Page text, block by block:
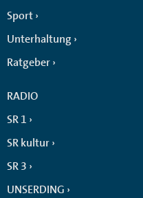
Sport
Unterhaltung
Ratgeber
RADIO
SR 1
SR kultur
SR 3
UNSERDING